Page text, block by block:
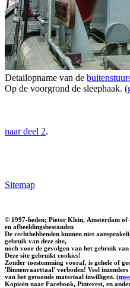
Detailopname van de
Op de voorgrond de sleephaak. (
naar deel 2.
Sitemap
© 1997-heden; Pieter Klein, Amsterdam of
en afbeeldingsbestanden
De rechthebbenden kunnen niet
gebruik van deze site,
noch voor de gevolgen van het gebruik van
Deze site gebruikt cookies!
Zonder toestemming vooraf, is gehele of
'Binnenvaarttaal' verboden! Veel
van het getoonde materiaal inwilligen. (
Kopieën naar Facebook, Pinterest, en